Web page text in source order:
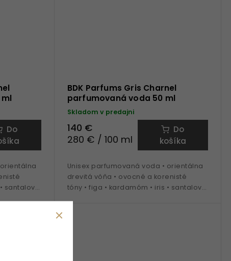
Do
santalové
BDK Parfums Gris Charnel
parfumovaná voda 50 ml
Skladom v predajni
140 €
280 € / 100 ml
Do
košíka
Unisex parfumovaná voda • orientálna
drevitá vôňa • ovocné a korenisté
tóny • figa • kardamóm • iris • santalové